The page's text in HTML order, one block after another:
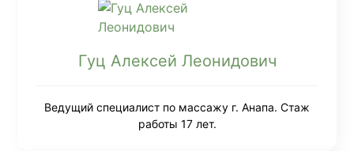
Гуц Алексей Леонидович
Ведущий специалист по массажу г. Анапа. Стаж
работы 17 лет.